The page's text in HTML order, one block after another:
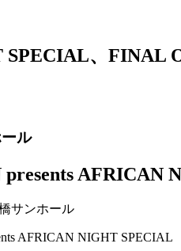
、FINAL
ル
presents AFRICAN
サンホール
AFRICAN NIGHT SPECIAL